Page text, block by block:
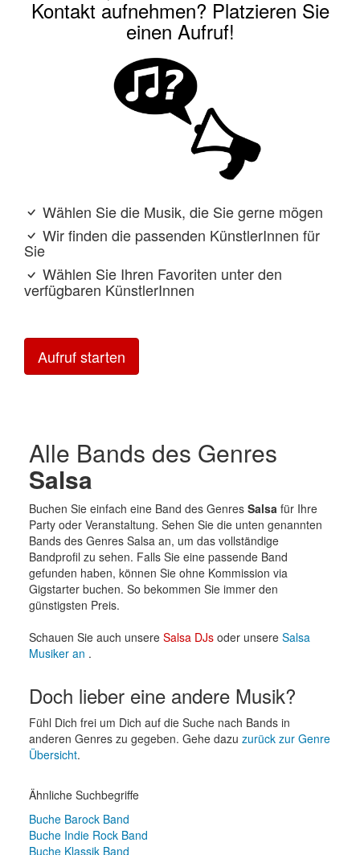
Kontakt aufnehmen? Platzieren Sie
einen Aufruf!
Wählen Sie die Musik, die Sie gerne mögen
Wir finden die passenden KünstlerInnen für
Sie
Wählen Sie Ihren Favoriten unter den
verfügbaren KünstlerInnen
Aufruf starten
Alle Bands des Genres
Salsa
Buchen Sie einfach eine Band des Genres Salsa für Ihre
Party oder Veranstaltung. Sehen Sie die unten genannten
Bands des Genres Salsa an, um das vollständige
Bandprofil zu sehen. Falls Sie eine passende Band
gefunden haben, können Sie ohne Kommission via
Gigstarter buchen. So bekommen Sie immer den
günstigsten Preis.
Schauen Sie auch unsere Salsa DJsoder unsere Salsa
Musiker an .
Doch lieber eine andere Musik?
Fühl Dich frei um Dich auf die Suche nach Bands in
anderen Genres zu gegeben. Gehe dazu zurück zur Genre
Übersicht.
Ähnliche Suchbegriffe
Buche Barock Band
Buche Indie Rock Band
Buche Klassik Band